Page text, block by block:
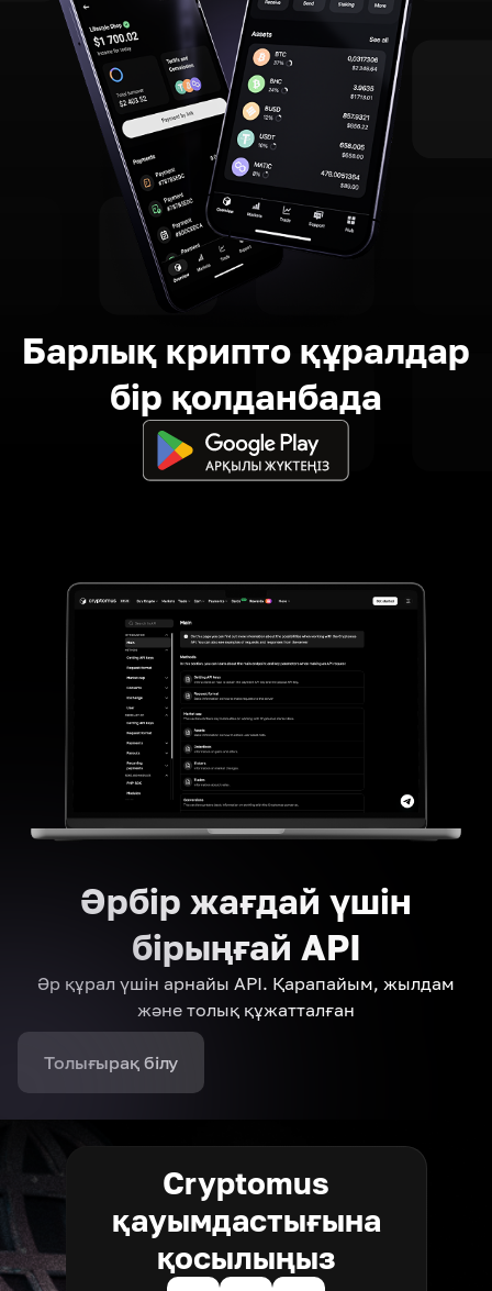
Барлық крипто құралдар
бір қолданбада
Әрбір жағдай үшін
бірыңғай API
Әр құрал үшін арнайы API. Қарапайым, жылдам
және толық құжатталған
Толығырақ білу
Cryptomus
қауымдастығына
қосылыңыз